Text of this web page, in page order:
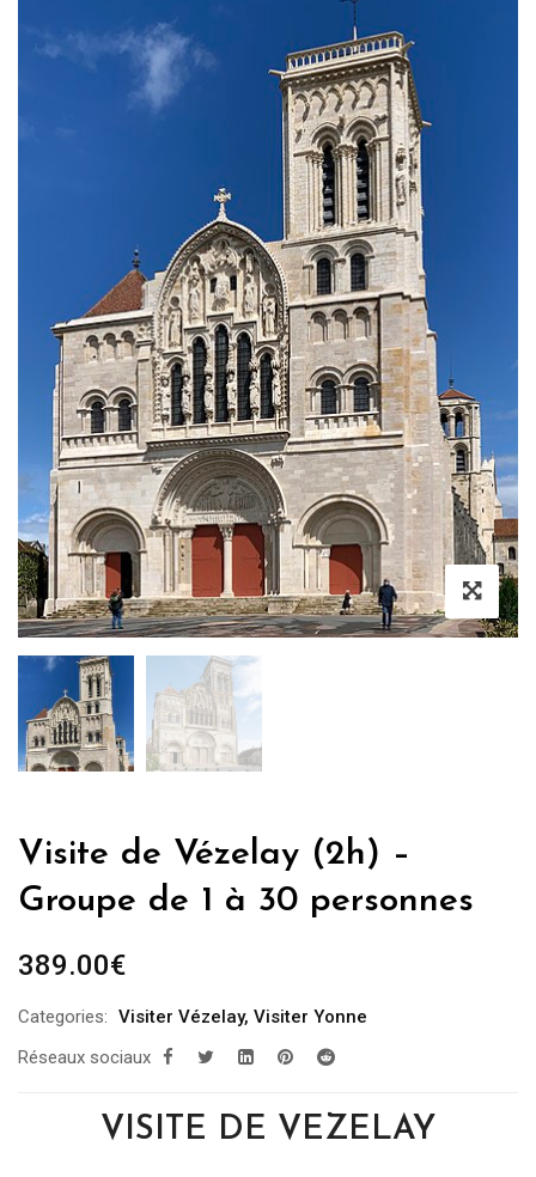
Visite de Vézelay (2h) –
Groupe de 1 à 30 personnes
389.00€
Categories: Visiter Vézelay, Visiter Yonne
Réseaux sociaux
VISITE DE VEZELAY